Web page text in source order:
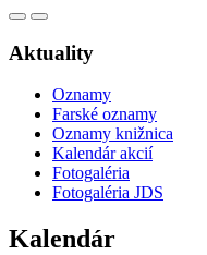
Aktuality
Oznamy
Farské oznamy
Oznamy knižnica
Kalendár akcií
Fotogaléria
Fotogaléria JDS
Kalendár